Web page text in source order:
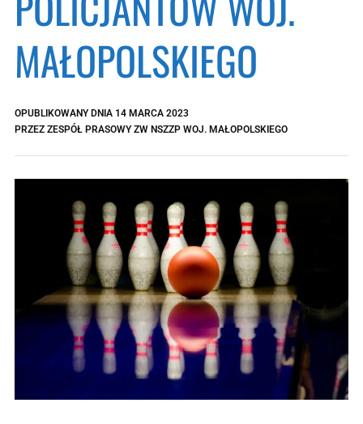
MAŁOPOLSKIEGO
OPUBLIKOWANY DNIA 14 MARCA 2023
PRZEZ ZESPÓŁ PRASOWY ZW NSZZP WOJ. MAŁOPOLSKIEGO